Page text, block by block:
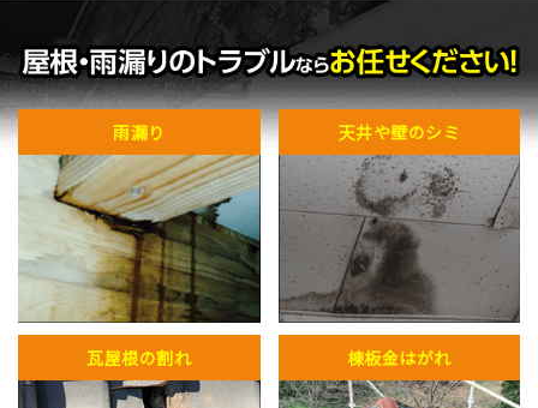
雨漏り 天井や壁のシミ
瓦屋根の割れ 棟板金はがれ